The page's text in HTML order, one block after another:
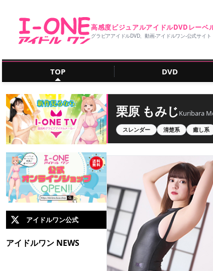
高感度ビジュアルアイドルDVDレーベ
グラビアアイドルDVD、動画‐アイドルワン‐公式サイト
TOP DVD
アイドルワン公式
アイドルワン NEWS
栗原 もみじKuribara
スレンダー 清楚系 癒し系